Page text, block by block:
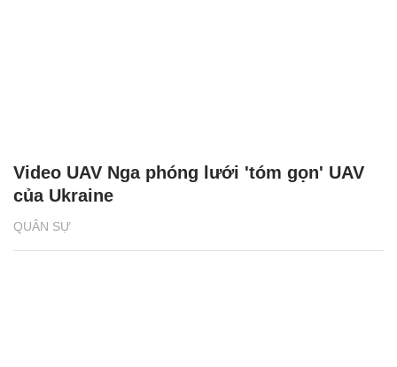
QUÂN SỰ
Video UAV Nga phóng lưới 'tóm gọn' UAV
của Ukraine